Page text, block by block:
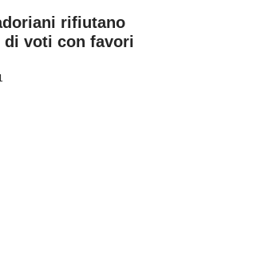
rifiutano
di voti con favori